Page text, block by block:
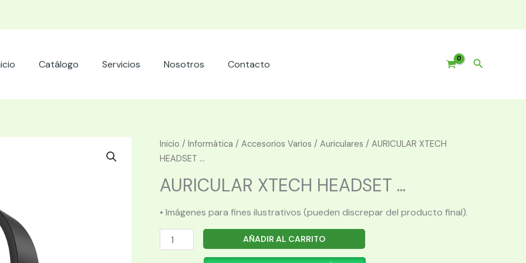
Catálogo Servicios Nosotros Contacto Buscar
Inicio / Informática / Accesorios Varios / Auriculares / AURICULAR XTECH
HEADSET ...
AURICULAR XTECH HEADSET ...
• Imágenes para fines ilustrativos (pueden discrepar del producto final).
AURICULAR
XTECH
AÑADIR AL CARRITO